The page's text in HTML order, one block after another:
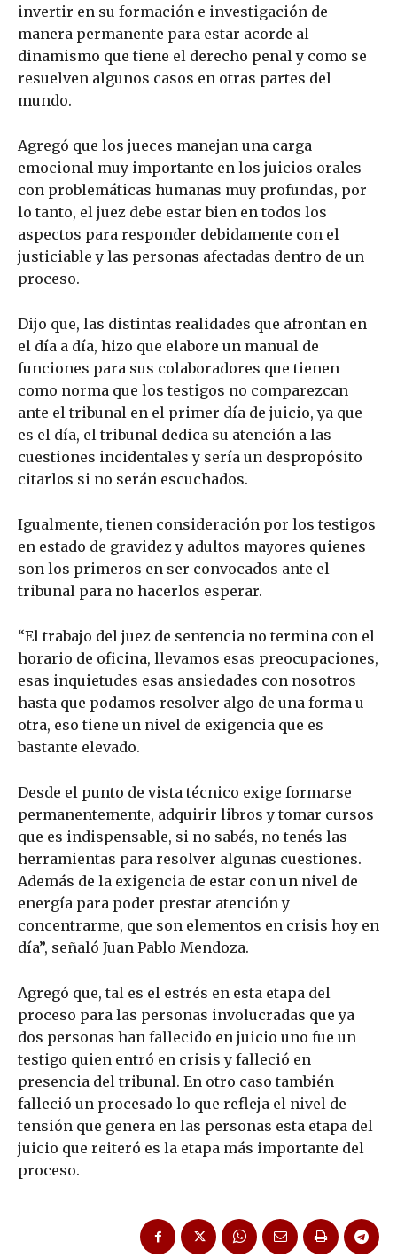
invertir en su formación e investigación de
manera permanente para estar acorde al
dinamismo que tiene el derecho penal y como se
resuelven algunos casos en otras partes del
mundo.
Agregó que los jueces manejan una carga
emocional muy importante en los juicios orales
con problemáticas humanas muy profundas, por
lo tanto, el juez debe estar bien en todos los
aspectos para responder debidamente con el
justiciable y las personas afectadas dentro de un
proceso.
Dijo que, las distintas realidades que afrontan en
el día a día, hizo que elabore un manual de
funciones para sus colaboradores que tienen
como norma que los testigos no comparezcan
ante el tribunal en el primer día de juicio, ya que
es el día, el tribunal dedica su atención a las
cuestiones incidentales y sería un despropósito
citarlos si no serán escuchados.
Igualmente, tienen consideración por los testigos
en estado de gravidez y adultos mayores quienes
son los primeros en ser convocados ante el
tribunal para no hacerlos esperar.
“El trabajo del juez de sentencia no termina con el
horario de oficina, llevamos esas preocupaciones,
esas inquietudes esas ansiedades con nosotros
hasta que podamos resolver algo de una forma u
otra, eso tiene un nivel de exigencia que es
bastante elevado.
Desde el punto de vista técnico exige formarse
permanentemente, adquirir libros y tomar cursos
que es indispensable, si no sabés, no tenés las
herramientas para resolver algunas cuestiones.
Además de la exigencia de estar con un nivel de
energía para poder prestar atención y
concentrarme, que son elementos en crisis hoy en
día”, señaló Juan Pablo Mendoza.
Agregó que, tal es el estrés en esta etapa del
proceso para las personas involucradas que ya
dos personas han fallecido en juicio uno fue un
testigo quien entró en crisis y falleció en
presencia del tribunal. En otro caso también
falleció un procesado lo que refleja el nivel de
tensión que genera en las personas esta etapa del
juicio que reiteró es la etapa más importante del
proceso.